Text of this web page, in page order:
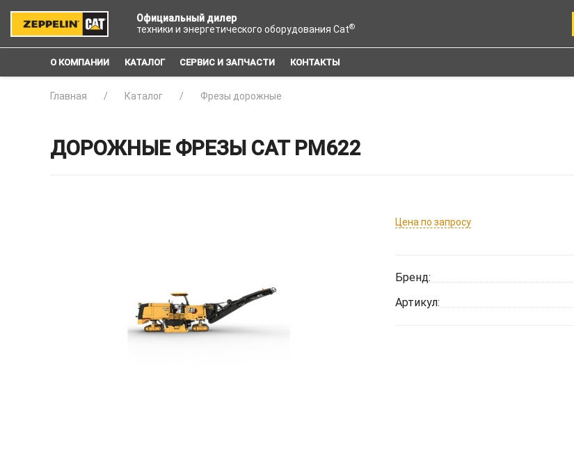
Официальный дилер
техники и энергетического оборудования Cat®
О КОМПАНИИ КАТАЛОГ СЕРВИС И ЗАПЧАСТИ КОНТАКТЫ
Главная Каталог Фрезы дорожные
ДОРОЖНЫЕ ФРЕЗЫ CAT PM622
Цена по запросу
Бренд:
Артикул: